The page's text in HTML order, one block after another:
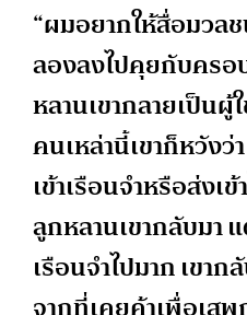
“ผมอยากให้สื่อมวล
ลองลงไปคุยกับคร
หลานเขากลายเป็นผู้
คนเหล่านี้เขาก็หวัง
เข้าเรือนจำหรือส่งเ
ลูกหลานเขากลับมา
เรือนจำไปมาก เขา